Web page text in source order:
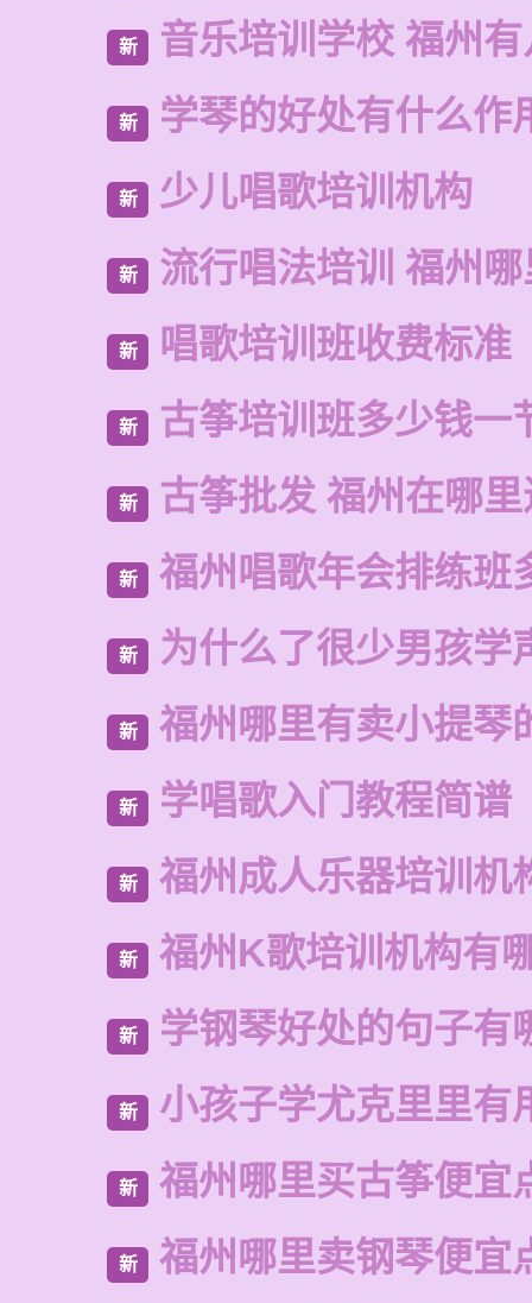
新 音乐培训学校 福州
新 学琴的好处有什么作
新 少儿唱歌培训机构
新 流行唱法培训 福州
新 唱歌培训班收费标准
新 古筝培训班多少钱一
新 古筝批发 福州在哪
新 福州唱歌年会排练班
新 为什么了很少男孩学
新 福州哪里有卖小提琴
新 学唱歌入门教程简谱
新 福州成人乐器培训机
新 福州K歌培训机构有
新 学钢琴好处的句子有
新 小孩子学尤克里里有
新 福州哪里买古筝便宜
新 福州哪里卖钢琴便宜